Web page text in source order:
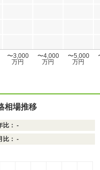
〜3,000
万円
〜4,000
万円
〜5,000
万円
相場推移
比： -
比： -